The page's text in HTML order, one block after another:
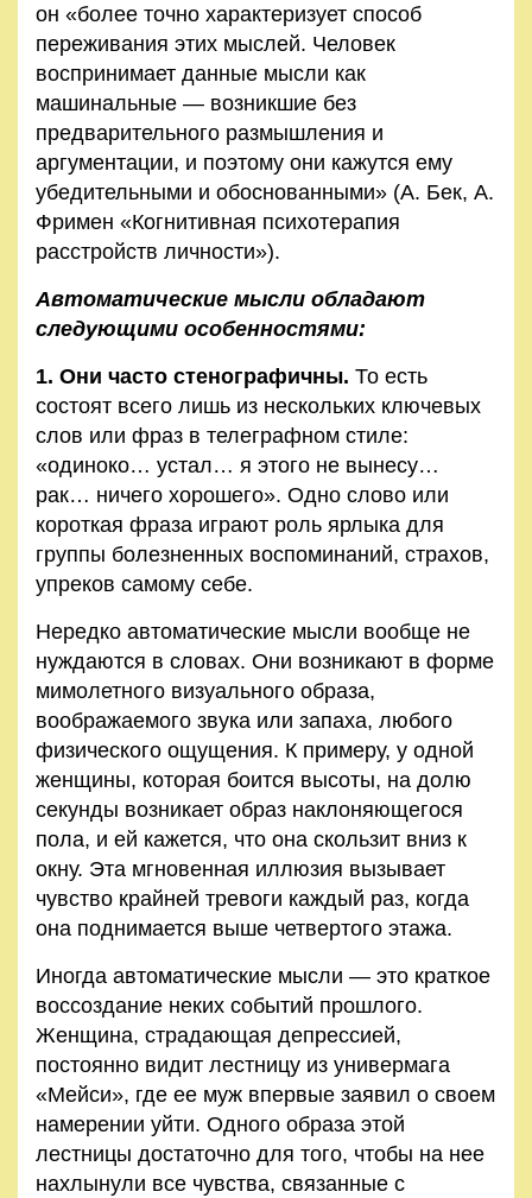
он «более точно характеризует способ
переживания этих мыслей. Человек
воспринимает данные мысли как
машинальные — возникшие без
предварительного размышления и
аргументации, и поэтому они кажутся ему
убедительными и обоснованными» (А. Бек, А.
Фримен «Когнитивная психотерапия
расстройств личности»).
Автоматические мысли обладают
следующими особенностями:
1. Они часто стенографичны. То есть
состоят всего лишь из нескольких ключевых
слов или фраз в телеграфном стиле:
«одиноко… устал… я этого не вынесу…
рак… ничего хорошего». Одно слово или
короткая фраза играют роль ярлыка для
группы болезненных воспоминаний, страхов,
упреков самому себе.
Нередко автоматические мысли вообще не
нуждаются в словах. Они возникают в форме
мимолетного визуального образа,
воображаемого звука или запаха, любого
физического ощущения. К примеру, у одной
женщины, которая боится высоты, на долю
секунды возникает образ наклоняющегося
пола, и ей кажется, что она скользит вниз к
окну. Эта мгновенная иллюзия вызывает
чувство крайней тревоги каждый раз, когда
она поднимается выше четвертого этажа.
Иногда автоматические мысли — это краткое
воссоздание неких событий прошлого.
Женщина, страдающая депрессией,
постоянно видит лестницу из универмага
«Мейси», где ее муж впервые заявил о своем
намерении уйти. Одного образа этой
лестницы достаточно для того, чтобы на нее
нахлынули все чувства, связанные с